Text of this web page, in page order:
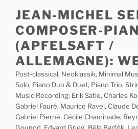
content
JEAN-MICHEL
COMPOSER-
(APFELSAFT /
ALLEMAGNE):
Post-classical, Neoklassik, Minimal
Solo, Piano Duo & Duet, Piano Trio,
Music Recording: Erik Satie, Charles
Gabriel Fauré, Maurice Ravel, Claude
Gabriel Pierné, Cécile Chaminade,